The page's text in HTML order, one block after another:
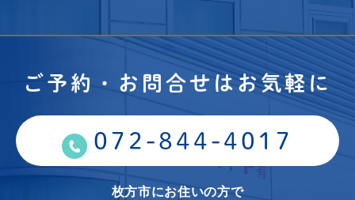
ご予約・お問合せはお気軽に
072-844-4017
枚方市にお住いの方で